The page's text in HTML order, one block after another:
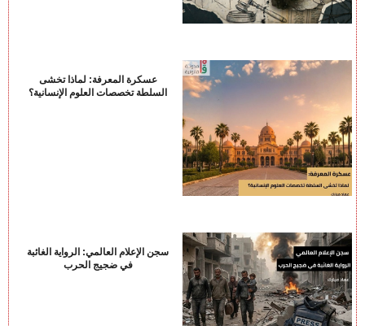
عسكرة المعرفة: لماذا تخشى
السلطة تخصصات العلوم الإنسانية؟
سجن الإعلام العالمي: الرواية الغائبة
في ضجيج الحرب